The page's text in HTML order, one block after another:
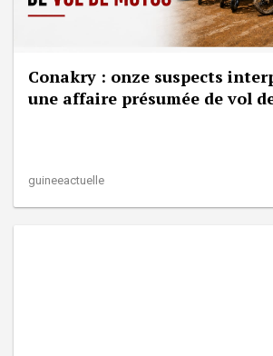
Conakry : onze suspects
une affaire présumée de vol
guineeactuelle